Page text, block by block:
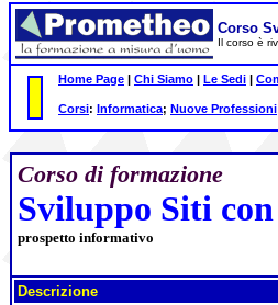
Corso
Il corso è
Home Page | Chi Siamo | Le Sedi |
Corsi: Informatica; Nuove Professioni
Corso di formazione
Sviluppo Siti
prospetto informativo
Descrizione